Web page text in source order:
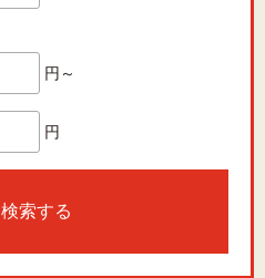
円～
円
検索する